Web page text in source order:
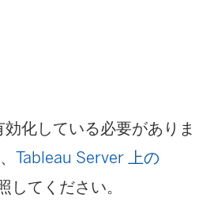
効化している必要がありま
Tableau Server 上の
してください。